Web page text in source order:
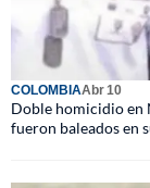
COLOMBIAAbr 10
Doble homicidio
fueron baleados en